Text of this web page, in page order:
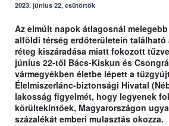
2023. június 22, csütörtök
Az elmúlt napok átlagosnál
alföldi térség erdőterületein található
réteg kiszáradása miatt fokozott
június 22-től Bács-Kiskun és
vármegyékben életbe lépett a
Élelmiszerlánc-biztonsági Hivatal
lakosság figyelmét, hogy legyenek
körültekintőek, Magyarországon
százalékát emberi mulasztás okozza.